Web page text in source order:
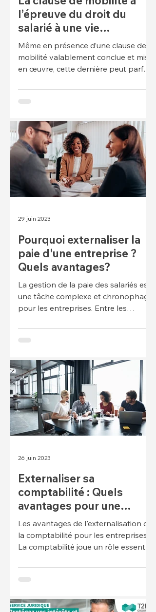
l’épreuve du droit du
salarié à une vie
personnelle et familiale
Même en présence d’une clause de
mobilité valablement conclue et mise
en œuvre, cette dernière peut parfois
Pourquoi externaliser la
paie d'une entreprise ?
Quels avantages?
La gestion de la paie des salariés est
une tâche complexe et chronophage
pour les entreprises. Entre les
29 juin 2023
Externaliser sa
comptabilité : Quels
avantages pour une
entreprise?
Les avantages de l'externalisation de
la comptabilité pour les entreprises
La comptabilité joue un rôle essentiel
26 juin 2023